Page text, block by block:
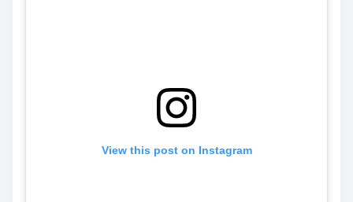
View this post on Instagram